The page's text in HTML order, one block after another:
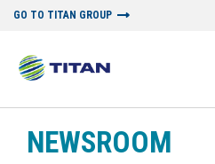
GO TO TITAN GROUP
NEWSROOM